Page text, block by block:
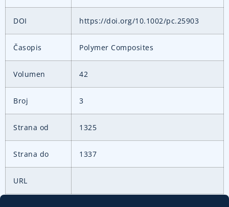
DOI https://doi.org/10.1002/pc.25903
Časopis Polymer Composites
Volumen 42
Broj 3
Strana od 1325
Strana do 1337
URL